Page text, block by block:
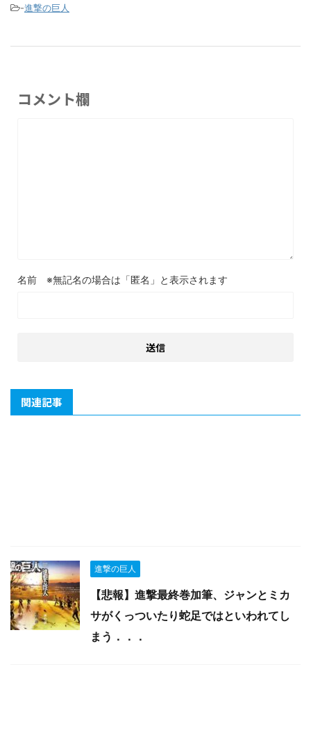
-進撃の巨人
コメント欄
名前
関連記事
進撃の巨人
【悲報】進撃最終巻加筆、ジャンとミカ
サがくっついたり蛇足ではといわれてし
まう．．．